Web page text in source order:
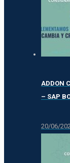
ADDON
– SAP
20/06/